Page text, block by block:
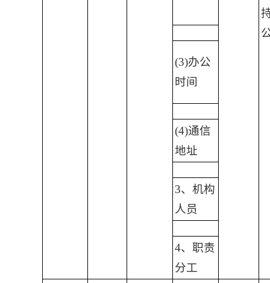
(3)办公
时间
(4)通信
地址
3、机构
人员
4、职责
分工